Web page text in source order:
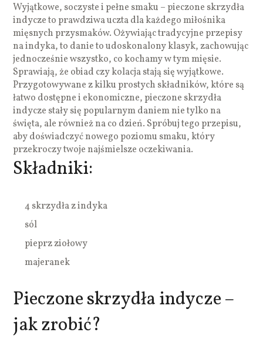
Wyjątkowe, soczyste i pełne smaku – pieczone skrzydła
indycze to prawdziwa uczta dla każdego miłośnika
mięsnych przysmaków. Ożywiając tradycyjne przepisy
na indyka, to danie to udoskonalony klasyk, zachowując
jednocześnie wszystko, co kochamy w tym mięsie.
Sprawiają, że obiad czy kolacja stają się wyjątkowe.
Przygotowywane z kilku prostych składników, które są
łatwo dostępne i ekonomiczne, pieczone skrzydła
indycze stały się popularnym daniem nie tylko na
święta, ale również na co dzień. Spróbuj tego przepisu,
aby doświadczyć nowego poziomu smaku, który
przekroczy twoje najśmielsze oczekiwania.
Składniki:
4 skrzydła z indyka
sól
pieprz ziołowy
majeranek
Pieczone skrzydła indycze –
jak zrobić?